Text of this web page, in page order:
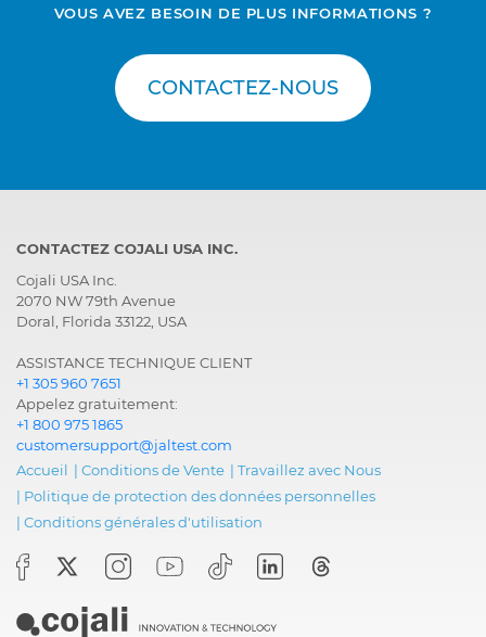
audio
VOUS AVEZ BESOIN DE PLUS INFORMATIONS ?
CONTACTEZ-NOUS
CONTACTEZ COJALI USA INC.
Cojali USA Inc.
2070 NW 79th Avenue
Doral, Florida 33122, USA
ASSISTANCE TECHNIQUE CLIENT
+1 305 960 7651
Appelez gratuitement:
+1 800 975 1865
customersupport@jaltest.com
Accueil | Conditions de Vente | Travaillez avec Nous
| Politique de protection des données personnelles
| Conditions générales d'utilisation